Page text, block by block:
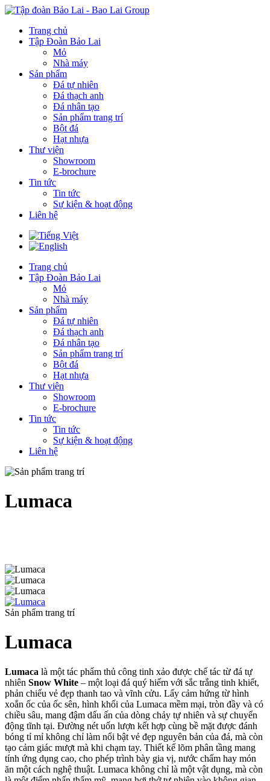
Trang chủ
Tập Đoàn Bảo Lai
Mỏ
Nhà máy
Sản phẩm
Đá tự nhiên
Đá thạch anh
Đá nhân tạo
Sản phẩm trang trí
Bột đá
Hạt nhựa
Thư viện
Showroom
E-brochure
Tin tức
Tin tức
Sự kiện & hoạt động
Liên hệ
Trang chủ
Tập Đoàn Bảo Lai
Mỏ
Nhà máy
Sản phẩm
Đá tự nhiên
Đá thạch anh
Đá nhân tạo
Sản phẩm trang trí
Bột đá
Hạt nhựa
Thư viện
Showroom
E-brochure
Tin tức
Tin tức
Sự kiện & hoạt động
Liên hệ
Lumaca
Sản phẩm trang trí
Lumaca
Lumaca là một tác phẩm thủ công tinh xảo được chế tác từ đá tự
nhiên Snow White – một loại đá quý hiếm với sắc trắng tinh khiết,
phản chiếu vẻ đẹp thanh tao và vĩnh cửu. Lấy cảm hứng từ hình
xoắn ốc của ốc sên, hình khối của Lumaca mềm mại, tròn đầy và có
chiều sâu, mang đậm dấu ấn của dòng chảy tự nhiên và sự chuyển
động tĩnh tại. Đường nét uốn lượn kết hợp cùng bề mặt được đánh
bóng tỉ mỉ không chỉ làm nổi bật vẻ đẹp nguyên bản của đá, mà còn
tạo cảm giác mượt mà khi chạm tay. Thiết kế lõm phân tầng mang
tính ứng dụng cao, cho phép trình bày gia vị, nước chấm hay món
ăn một cách nghệ thuật. Lumaca không chỉ là một vật dụng, mà còn